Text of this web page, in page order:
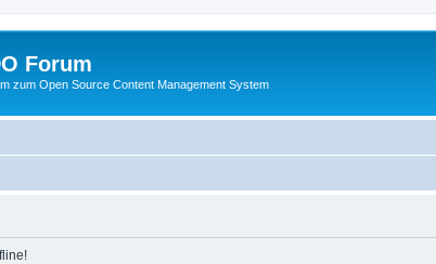
Forum
zum Open Source Content Management System